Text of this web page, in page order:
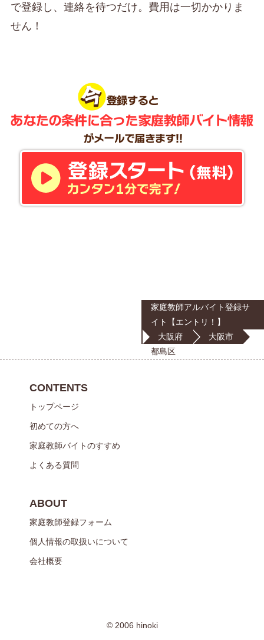
で登録し、連絡を待つだけ。費用は一切かかりま
せん！
家庭教師アルバイト登録サ
イト【エントリ！】
大阪府
大阪市
都島区
CONTENTS
トップページ
初めての方へ
家庭教師バイトのすすめ
よくある質問
ABOUT
家庭教師登録フォーム
個人情報の取扱いについて
会社概要
© 2006 hinoki